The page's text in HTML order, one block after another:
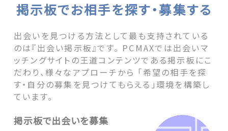
掲示板でお相手を探す・募集する
出会いを見つける方法として最も支持されている
のは『出会い掲示板』です。 PCMAXでは出会いマ
ッチングサイトの王道コンテンツである掲示板にこ
だわり、様々なアプローチから 「希望の相手を探
す・自分の募集を見つけてもらえる」環境を構築し
ています。
掲示板で出会いを募集